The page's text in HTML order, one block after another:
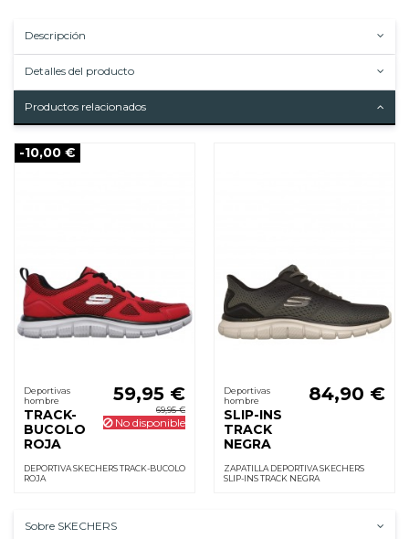
Descripción
Detalles del producto
Productos relacionados
-10,00 €
Deportivas
hombre
TRACK-
BUCOLO
ROJA
59,95 €
69,95 €
No disponible
DEPORTIVA SKECHERS TRACK-BUCOLO
ROJA
Deportivas
hombre
SLIP-INS
TRACK
NEGRA
84,90 €
ZAPATILLA DEPORTIVA SKECHERS
SLIP-INS TRACK NEGRA
Sobre SKECHERS